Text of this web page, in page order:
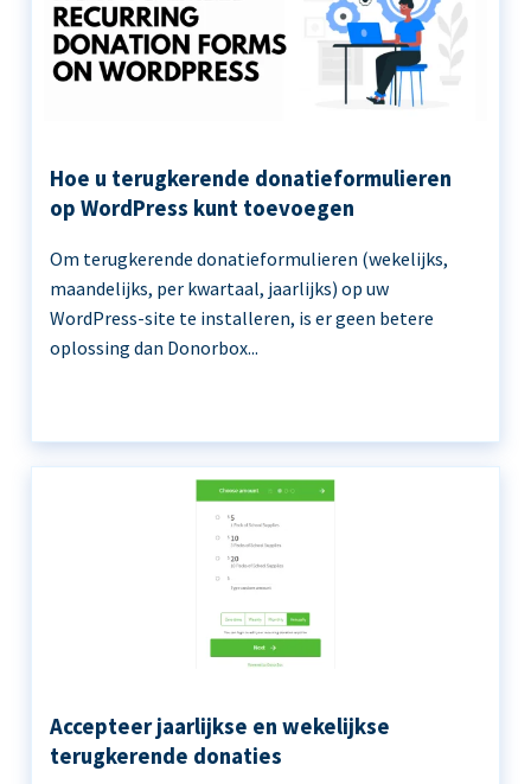
Hoe u terugkerende donatieformulieren
op WordPress kunt toevoegen
Om terugkerende donatieformulieren (wekelijks,
maandelijks, per kwartaal, jaarlijks) op uw
WordPress-site te installeren, is er geen betere
oplossing dan Donorbox...
Accepteer jaarlijkse en wekelijkse
terugkerende donaties